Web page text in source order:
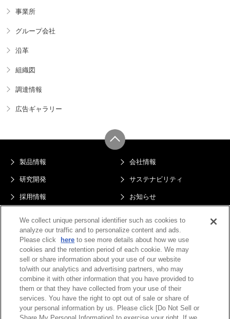
事業所
グループ会社
沿革
組織図
調達情報
広告ギャラリー
製品情報 会社情報
研究開発 サステナビリティ
採用情報 お知らせ
このサイトについて 電子公告
Do Not Sell or Share My Personal
Information
We collect unique personal identifier such as cookies to
analyze our traffic and to personalize content and ads.
Please click
here to see more details about how we use
cookies and the retention period of each cookie. We may
sell or share information about your use of our website
to/with our analytics and advertising partners, who may
combine it with other information that you have provided to
them or that they have collected from your use of their
services. You have the right to opt out of sale or share of
your personal information by us. Please click [Do Not Sell or